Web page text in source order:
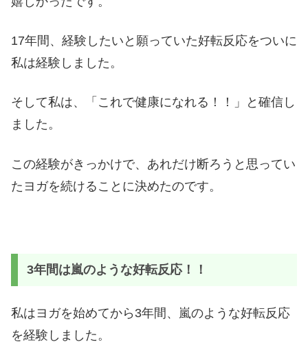
17年間、経験したいと願っていた好転反応をついに
私は経験しました。
そして私は、「これで健康になれる！！」と確信し
ました。
この経験がきっかけで、あれだけ断ろうと思ってい
たヨガを続けることに決めたのです。
3年間は嵐のような好転反応！！
私はヨガを始めてから3年間、嵐のような好転反応
を経験しました。